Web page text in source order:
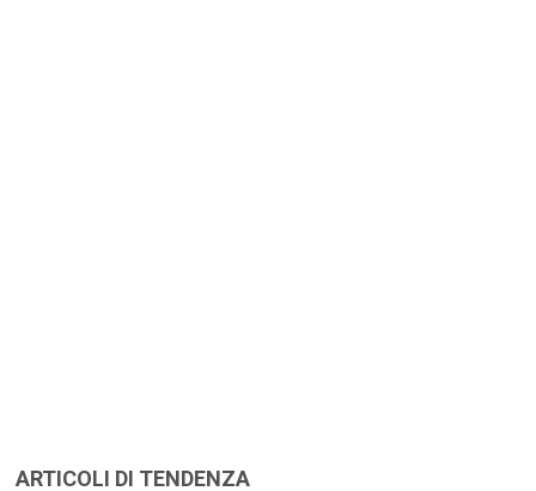
ARTICOLI DI TENDENZA